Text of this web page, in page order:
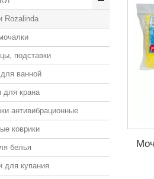
Rozalinda
подставки
ванной
для крана
антивибрационные
коврики
белья
для купания